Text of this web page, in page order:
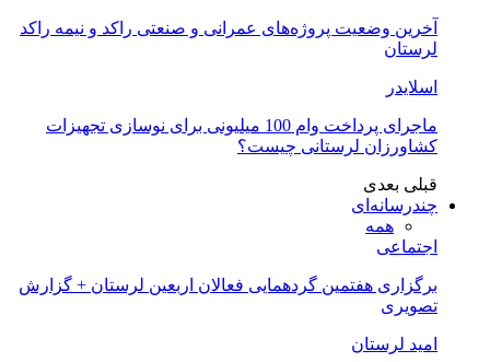
آخرین وضعیت پروژه‌های عمرانی و صنعتی راکد و نیمه راکد
لرستان
اسلایدر
ماجرای پرداخت وام 100 میلیونی برای نوسازی تجهیزات
کشاورزان لرستانی چیست؟
قبلی بعدی
چندرسانه‌ای
همه
اجتماعی
برگزاری هفتمین گردهمایی فعالان اربعین لرستان + گزارش
تصویری
امید لرستان